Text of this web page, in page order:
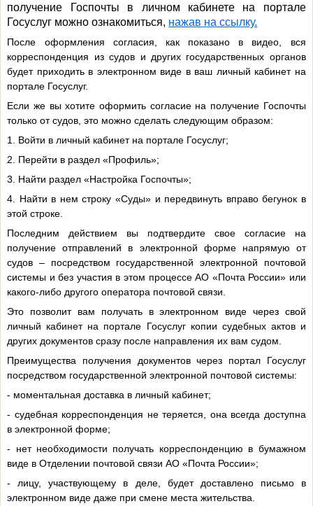
получение Госпочты в личном кабинете на портале
Госуслуг можно ознакомиться, нажав на ссылку.
После оформления согласия, как показано в видео, вся
корреспонденция из судов и других государственных органов
будет приходить в электронном виде в ваш личный кабинет на
портале Госуслуг.
Если же вы хотите оформить согласие на получение Госпочты
только от судов, это можно сделать следующим образом:
1. Войти в личный кабинет на портале Госуслуг;
2. Перейти в раздел «Профиль»;
3. Найти раздел «Настройка Госпочты»;
4. Найти в нем строку «Суды» и передвинуть вправо бегунок в
этой строке.
Последним действием вы подтвердите свое согласие на
получение отправлений в электронной форме напрямую от
судов – посредством государственной электронной почтовой
системы и без участия в этом процессе АО «Почта России» или
какого-либо другого оператора почтовой связи.
Это позволит вам получать в электронном виде через свой
личный кабинет на портале Госуслуг копии судебных актов и
других документов сразу после направления их вам судом.
Преимущества получения документов через портал Госуслуг
посредством государственной электронной почтовой системы:
- моментальная доставка в личный кабинет;
- судебная корреспонденция не теряется, она всегда доступна
в электронной форме;
- нет необходимости получать корреспонденцию в бумажном
виде в Отделении почтовой связи АО «Почта России»;
- лицу, участвующему в деле, будет доставлено письмо в
электронном виде даже при смене места жительства.